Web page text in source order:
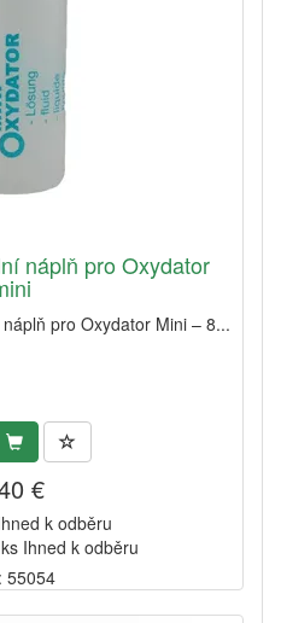
náplň pro Oxydator
pro Oxydator Mini – 8...
€
k odběru
Ihned k odběru
55054